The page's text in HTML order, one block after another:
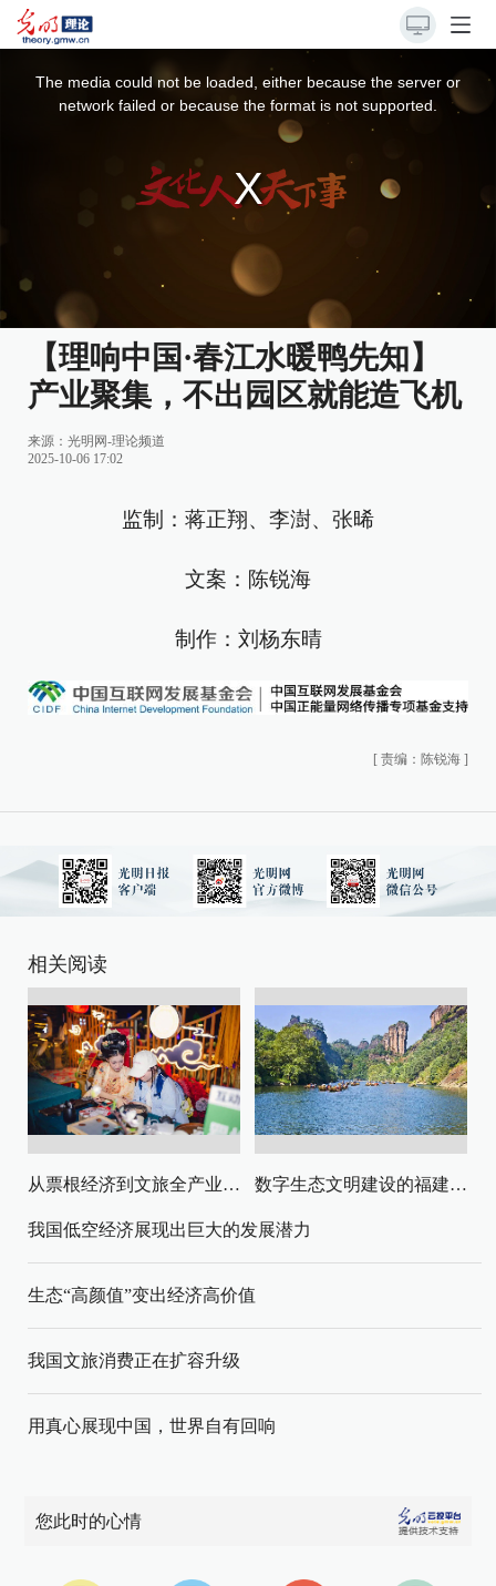
The media could not be loaded, either because the server or
network failed or because the format is not supported.
【理响中国·春江水暖鸭先知】
产业聚集，不出园区就能造飞机
来源： 光明网-理论频道
2025-10-06 17:02
监制：蒋正翔、李澍、张晞
文案：陈锐海
制作：刘杨东晴
[ 责编：陈锐海 ]
相关阅读
从票根经济到文旅全产业链升级 数字生态文明建设的福建路径与启示
我国低空经济展现出巨大的发展潜力
生态“高颜值”变出经济高价值
我国文旅消费正在扩容升级
用真心展现中国，世界自有回响
您此时的心情